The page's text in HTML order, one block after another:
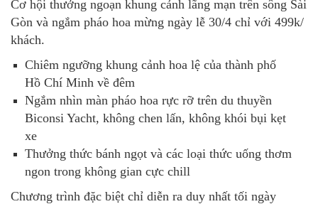
Cơ hội thưởng ngoạn khung cảnh lãng mạn trên sông Sài
Gòn và ngắm pháo hoa mừng ngày lễ 30/4 chỉ với 499k/
khách.
Chiêm ngưỡng khung cảnh hoa lệ của thành phố
Hồ Chí Minh về đêm
Ngắm nhìn màn pháo hoa rực rỡ trên du thuyền
Biconsi Yacht, không chen lấn, không khói bụi kẹt
xe
Thưởng thức bánh ngọt và các loại thức uống thơm
ngon trong không gian cực chill
Chương trình đặc biệt chỉ diễn ra duy nhất tối ngày